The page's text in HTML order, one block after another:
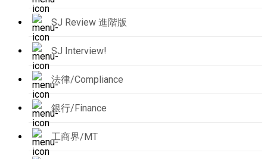
SJ Review 進階版
SJ Interview!
法律/Compliance
銀行/Finance
工商界/MT